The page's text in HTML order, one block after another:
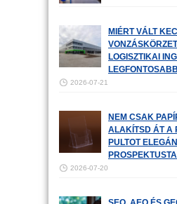
MIÉRT VÁLT
LOGISZTIKAI
2026-07-21
NEM CSAK
ALAKÍTSD ÁT A
PULTOT
2026-07-20